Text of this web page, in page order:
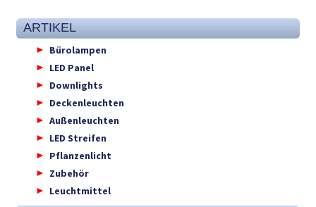
ARTIKEL
Bürolampen
LED Panel
Downlights
Deckenleuchten
Außenleuchten
LED Streifen
Pflanzenlicht
Zubehör
Leuchtmittel